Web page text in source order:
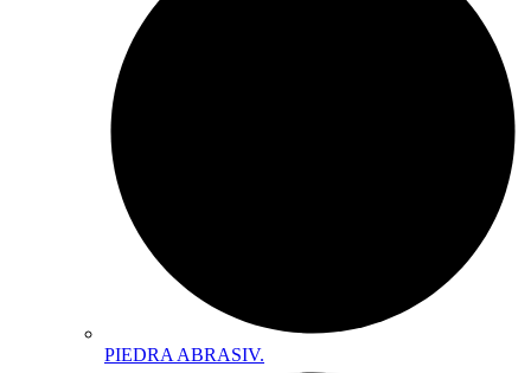
PIEDRA ABRASIV.